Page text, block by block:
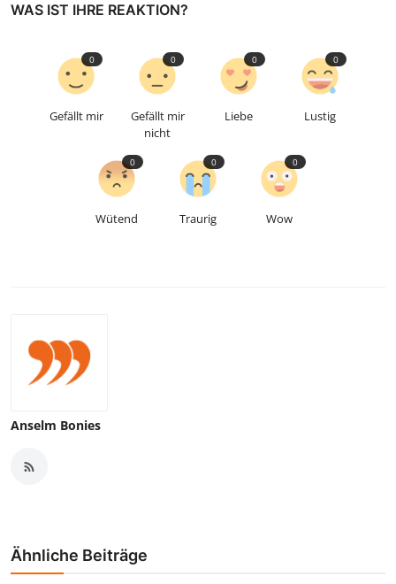
WAS IST IHRE REAKTION?
Gefällt mir
0
Gefällt mir
nicht
0
Liebe
0
Lustig
0
Wütend
0
Traurig
0
Wow
0
Anselm Bonies
Ähnliche Beiträge